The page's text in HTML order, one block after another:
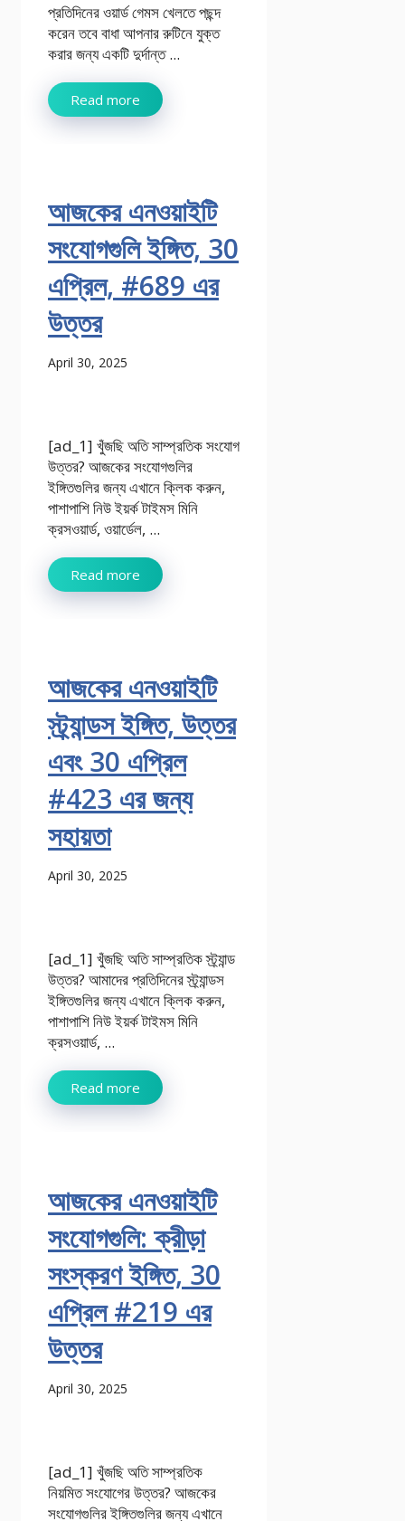
প্রতিদিনের ওয়ার্ড গেমস খেলতে পছন্দ
করেন তবে বাধা আপনার রুটিনে যুক্ত
করার জন্য একটি দুর্দান্ত ...
Read more
আজকের এনওয়াইটি
সংযোগগুলি ইঙ্গিত, 30
এপ্রিল, #689 এর
উত্তর
April 30, 2025
[ad_1] খুঁজছি অতি সাম্প্রতিক সংযোগ
উত্তর? আজকের সংযোগগুলির
ইঙ্গিতগুলির জন্য এখানে ক্লিক করুন,
পাশাপাশি নিউ ইয়র্ক টাইমস মিনি
ক্রসওয়ার্ড, ওয়ার্ডেল, ...
Read more
আজকের এনওয়াইটি
স্ট্র্যান্ডস ইঙ্গিত, উত্তর
এবং 30 এপ্রিল
#423 এর জন্য
সহায়তা
April 30, 2025
[ad_1] খুঁজছি অতি সাম্প্রতিক স্ট্র্যান্ড
উত্তর? আমাদের প্রতিদিনের স্ট্র্যান্ডস
ইঙ্গিতগুলির জন্য এখানে ক্লিক করুন,
পাশাপাশি নিউ ইয়র্ক টাইমস মিনি
ক্রসওয়ার্ড, ...
Read more
আজকের এনওয়াইটি
সংযোগগুলি: ক্রীড়া
সংস্করণ ইঙ্গিত, 30
এপ্রিল #219 এর
উত্তর
April 30, 2025
[ad_1] খুঁজছি অতি সাম্প্রতিক
নিয়মিত সংযোগের উত্তর? আজকের
সংযোগগুলির ইঙ্গিতগুলির জন্য এখানে